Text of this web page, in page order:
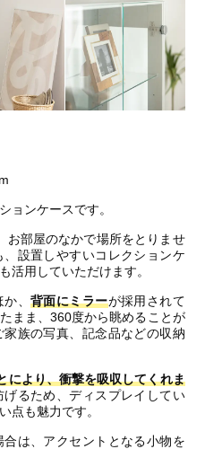
ョンケースです。
お部屋のなかで場所をとりませ
設置しやすいコレクションケ
活用していただけます。
か、背面にミラーが採用されて
まま、360度から眺めることが
族の写真、記念品などの収納
により、衝撃を吸収してくれま
るため、ディスプレイしてい
点も魅力です。
は、アクセントとなる小物を